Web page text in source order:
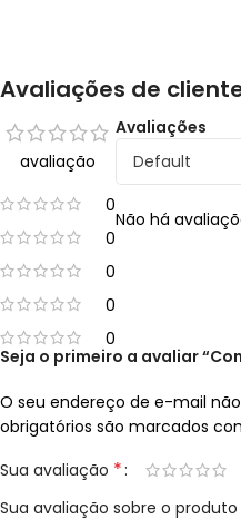
Avaliações de
avaliação
0
0
0
0
0
Avaliações
Não há
Seja o primeiro a avaliar
O seu endereço de e-mail
obrigatórios são marcados
Sua avaliação *
Sua avaliação sobre o produto